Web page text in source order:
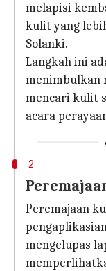
melapisi
kulit yang
Solanki.
Langkah ini
menimbulkan
mencari kulit
acara
2
Peremajaan
mengelupas